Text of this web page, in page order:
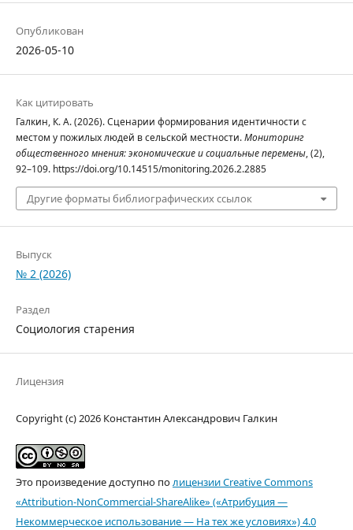
Опубликован
2026-05-10
Как цитировать
Галкин, К. А. (2026). Сценарии формирования идентичности c
местом у пожилых людей в сельской местности.Мониторинг
общественного мнения: экономические и социальные перемены, (2),
92–109. https://doi.org/10.14515/monitoring.2026.2.2885
Другие форматы библиографических ссылок
Выпуск
№ 2 (2026)
Раздел
Социология старения
Лицензия
Copyright (c) 2026 Константин Александрович Галкин
Это произведение доступно полицензии Creative Commons
«Attribution-NonCommercial-ShareAlike» («Атрибуция —
Некоммерческое использование — На тех же условиях») 4.0